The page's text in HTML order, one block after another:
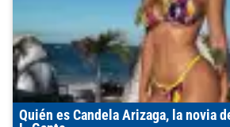
Quién es Candela Arizaga, la novia